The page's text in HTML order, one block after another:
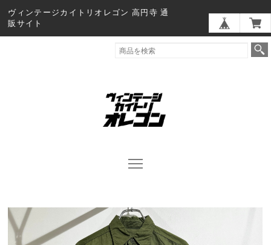
ヴィンテージカイトリオレゴン 高円寺 通
販サイト